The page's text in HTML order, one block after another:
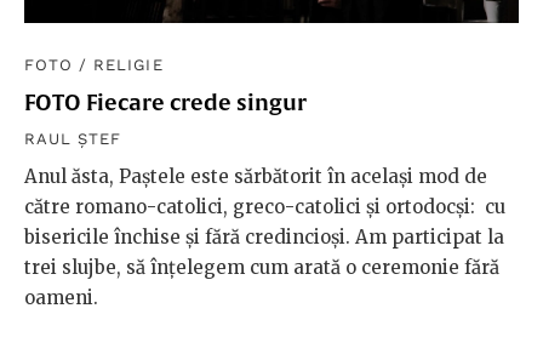
FOTO / RELIGIE
FOTO Fiecare crede singur
RAUL ȘTEF
Anul ăsta, Paștele este sărbătorit în același mod de
către romano-catolici, greco-catolici și ortodocși: cu
bisericile închise și fără credincioși. Am participat la
trei slujbe, să înțelegem cum arată o ceremonie fără
oameni.